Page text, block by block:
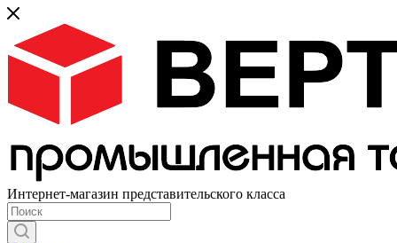
Интернет-магазин представительского класса